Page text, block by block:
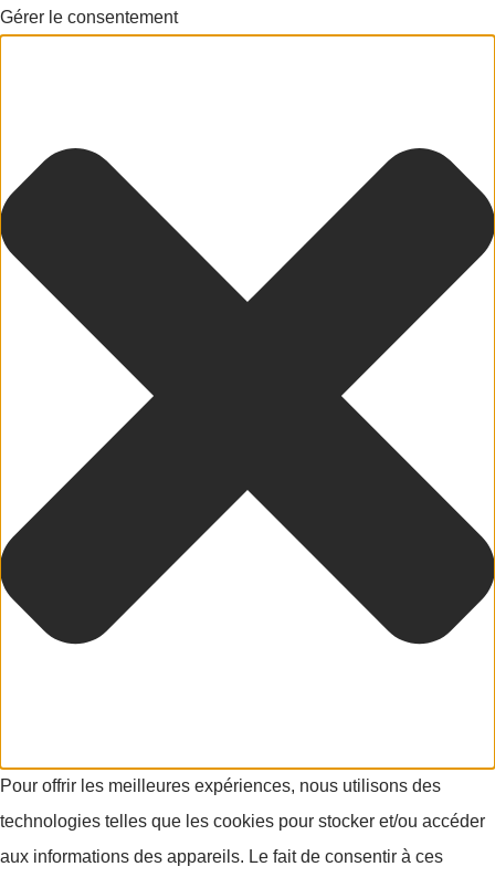
Gérer le consentement
Pour offrir les meilleures expériences, nous utilisons des
technologies telles que les cookies pour stocker et/ou accéder
aux informations des appareils. Le fait de consentir à ces